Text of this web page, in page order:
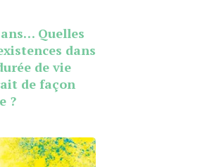
Quelles
dans
de vie
de façon
?